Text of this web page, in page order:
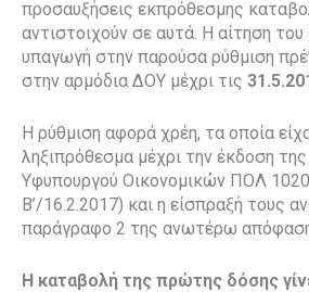
προσαυξήσεις εκπρόθεσμης
αντιστοιχούν σε αυτά. Η αίτηση του
υπαγωγή στην παρούσα ρύθμιση
στην αρμόδια ΔΟΥ μέχρι τις
Η ρύθμιση αφορά χρέη, τα οποία
ληξιπρόθεσμα μέχρι την έκδοση
Υφυπουργού Οικονομικών ΠΟΛ
Β’/16.2.2017) και η είσπραξή τους
παράγραφο 2 της ανωτέρω
Η καταβολή της πρώτης δόσης